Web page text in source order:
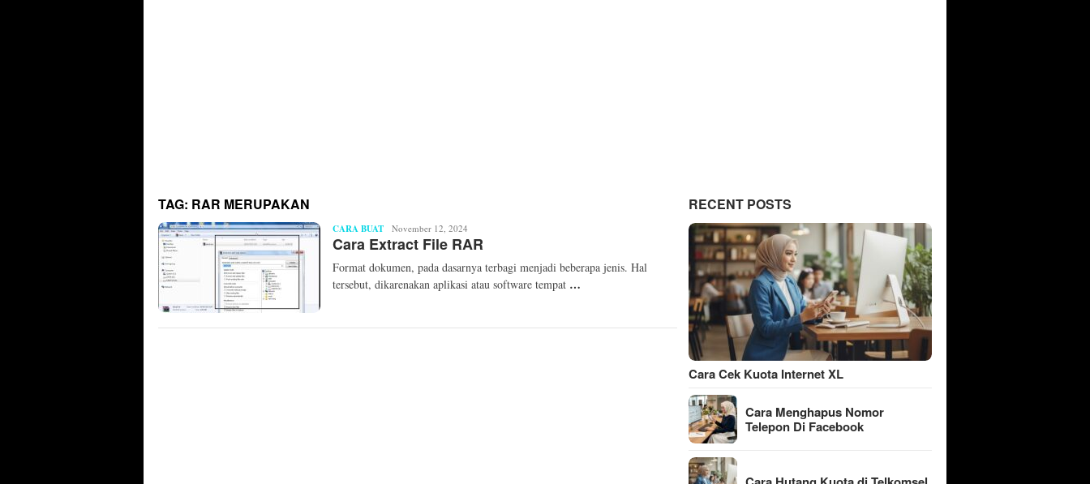
TAG: RAR MERUPAKAN
CARA BUAT Ryzka
Damayanti
November 12, 2024
Cara Extract File RAR
Format dokumen, pada dasarnya terbagi menjadi beberapa jenis. Hal
tersebut, dikarenakan aplikasi atau software tempat …
RECENT POSTS
Cara Cek Kuota Internet XL
Cara Menghapus Nomor
Telepon Di Facebook